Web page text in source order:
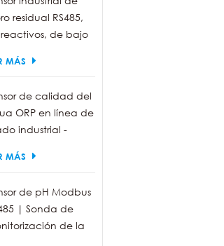
residual RS485,
reactivos, de bajo
MÁS
de calidad del
ORP en línea de
industrial -
salida RS485
MÁS
de pH Modbus
| Sonda de
de la